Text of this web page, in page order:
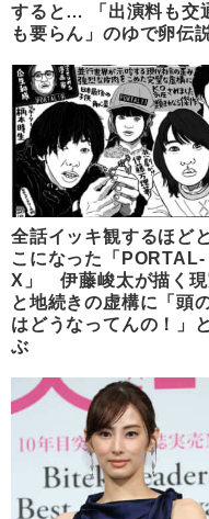
すると… 「出演料も交
も要らん」のゆで卵伝
全話イッキ観するほど
こになった「PORTAL-
X」 伊藤峻太が描く現
と地続きの虚構に「頭
はどうなってんの！」
ぶ